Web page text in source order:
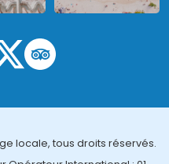
locale, tous droits réservés.